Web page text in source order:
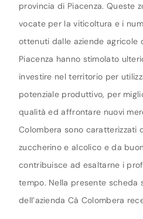
provincia di Piacenza. Queste
vocate per la viticoltura e i
ottenuti dalle aziende agricole
Piacenza hanno stimolato
investire nel territorio per
potenziale produttivo, per
qualità ed affrontare nuovi
Colombera sono caratterizzati
zuccherino e alcolico e da
contribuisce ad esaltarne i
tempo. Nella presente scheda
dell’azienda Cà Colombera